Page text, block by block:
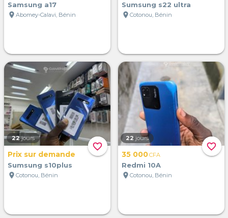
Samsung a17
location_on Abomey-Calavi, Bénin
Sumsung s22 ultra
location_on Cotonou, Bénin
favorite_border
22 jours
Prix sur demande
Sumsung s10plus
location_on Cotonou, Bénin
favorite_border
22 jours
35 000CFA
Redmi 10A
location_on Cotonou, Bénin